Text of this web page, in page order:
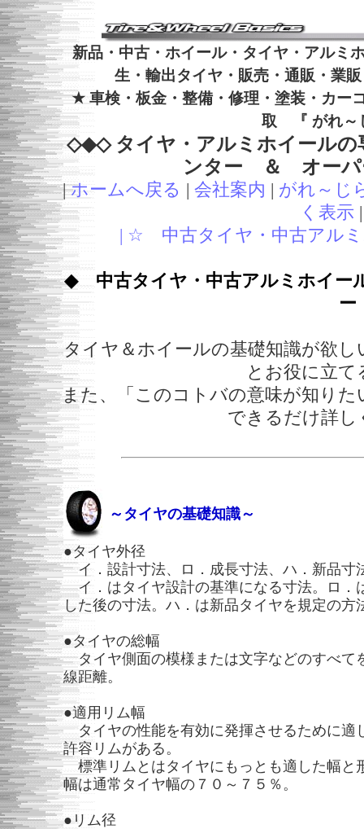
新品・中古・ホイール・タイヤ・アルミ
生・輸出タイヤ・販売・通販・業
★ 車検・板金・整備・修理・塗装・カー
取 『 がれ
◇◆◇ タイヤ・アルミホイール
ンター ＆ オーパ
|ホームへ戻る | 会社案内 | がれ～じ
く表示
| ☆ 中古タイヤ・中古アル
◆ 中古タイヤ・中古アルミホイー
タイヤ＆ホイールの基礎知識が欲
とお役に立て
また、「このコトバの意味が知り
できるだけ詳し
～タイヤの基礎知識～
●タイヤ外径
イ．設計寸法、ロ．成長寸法、ハ．新品寸
イ．はタイヤ設計の基準になる寸法。ロ．
した後の寸法。ハ．は新品タイヤを規定の方
●タイヤの総幅
タイヤ側面の模様または文字などのすべて
線距離。
●適用リム幅
タイヤの性能を有効に発揮させるために適
許容リムがある。
標準リムとはタイヤにもっとも適した幅と
幅は通常タイヤ幅の７０～７５％。
●リム径